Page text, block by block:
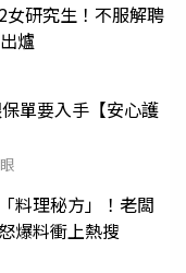
女研究生！不服解聘
爐
單要入手【安心護
料理秘方」！老闆
爆料衝上熱搜